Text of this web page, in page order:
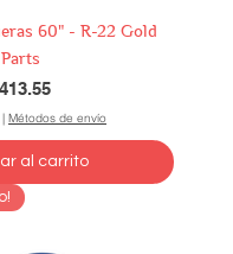
60" - R-22 Gold
Parts
| Métodos de envío
al carrito